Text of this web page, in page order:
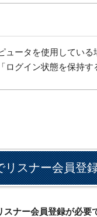
ュータを使用してい
グイン状態を保持
リスナー会員登
ナー会員登録が必要